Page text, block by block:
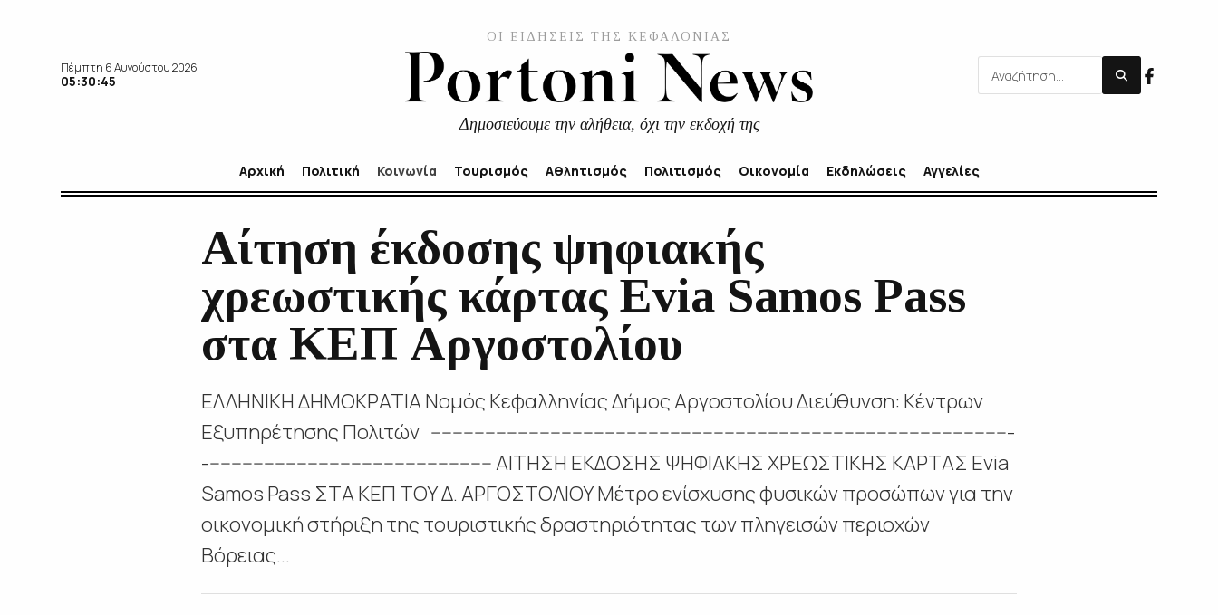
Πέμπτη 6 Αυγούστου 2026
05:30:46
ΟΙ ΕΙΔΗΣΕΙΣ ΤΗΣ ΚΕΦΑΛΟΝΙΑΣ
Δημοσιεύουμε την αλήθεια, όχι την εκδοχή της
Αρχική Πολιτική Κοινωνία Τουρισμός Αθλητισμός Πολιτισμός Οικονομία Εκδηλώσεις Αγγελίες
Αίτηση έκδοσης ψηφιακής
χρεωστικής κάρτας Evia Samos Pass
στα ΚΕΠ Αργοστολίου
ΕΛΛΗΝΙΚΗ ΔΗΜΟΚΡΑΤΙΑ Νομός Κεφαλληνίας Δήμος Αργοστολίου Διεύθυνση: Κέντρων
Εξυπηρέτησης Πολιτών -----------------------------------------------------------------------------------------------------------
----------------------------------------------------- ΑΙΤΗΣΗ ΕΚΔΟΣΗΣ ΨΗΦΙΑΚΗΣ ΧΡΕΩΣΤΙΚΗΣ ΚΑΡΤΑΣ Evia
Samos Pass ΣΤΑ ΚΕΠ ΤΟΥ Δ. ΑΡΓΟΣΤΟΛΙΟΥ Μέτρο ενίσχυσης φυσικών προσώπων για την
οικονομική στήριξη της τουριστικής δραστηριότητας των πληγεισών περιοχών
Βόρειας...